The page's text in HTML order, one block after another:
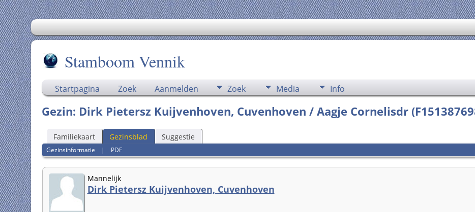
Stamboom Vennik
Startpagina Zoek Aanmelden Zoek Media Info
Gezin: Dirk Pietersz Kuijvenhoven, Cuvenhoven / Aagje Cornelisdr
Familiekaart Gezinsblad Suggestie
Gezinsinformatie | PDF
Mannelijk
Dirk Pietersz Kuijvenhoven, Cuvenhoven